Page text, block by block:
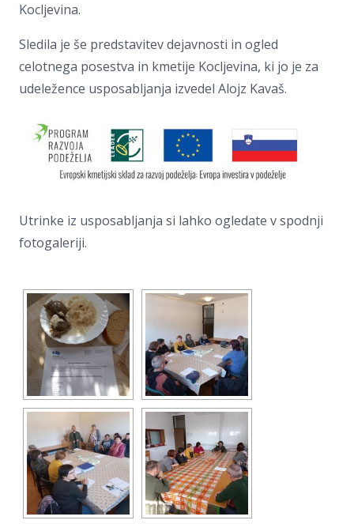
Kocljevina.
Sledila je še predstavitev dejavnosti in ogled
celotnega posestva in kmetije Kocljevina, ki jo je za
udeležence usposabljanja izvedel Alojz Kavaš.
Utrinke iz usposabljanja si lahko ogledate v spodnji
fotogaleriji.